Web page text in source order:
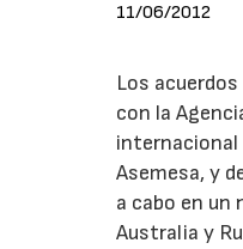
11/06/2012
Los
con la
internacional
Asemesa, y
a cabo en un
Australia y